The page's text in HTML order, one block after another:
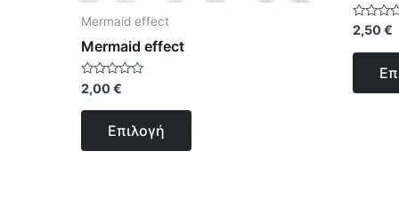
Mermaid effect
Mermaid effect
Βαθμολογήθηκε
με
0
2,00€
Επιλογή
με
0
2,50€